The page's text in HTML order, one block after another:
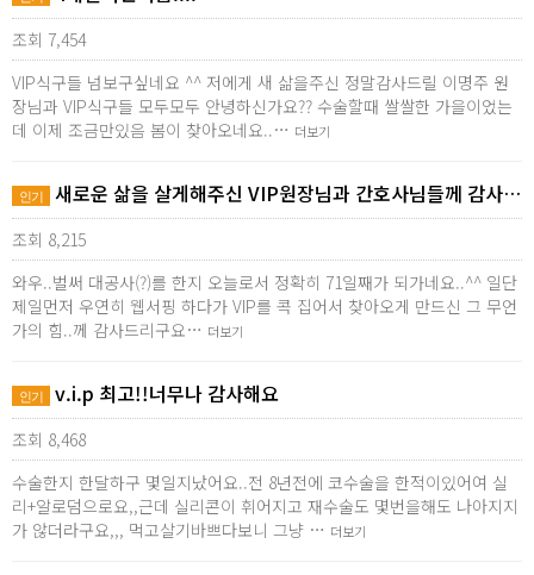
조회 7,454
VIP식구들 넘보구싶네요 ^^ 저에게 새 삶을주신 정말감사드릴 이명주 원
장님과 VIP식구들 모두모두 안녕하신가요?? 수술할때 쌀쌀한 가을이었는
데 이제 조금만있음 봄이 찾아오네요..… 더보기
인기 새로운 삶을 살게해주신 VIP원장님과 간호사님들께 감사드려요^^*
조회 8,215
와우..벌써 대공사(?)를 한지 오늘로서 정확히 71일째가 되가네요..^^ 일단
제일먼저 우연히 웹서핑 하다가 VIP를 콕 집어서 찾아오게 만드신 그 무언
가의 힘..께 감사드리구요… 더보기
인기 v.i.p 최고!!너무나 감사해요
조회 8,468
수술한지 한달하구 몇일지났어요..전 8년전에 코수술을 한적이있어여 실
리+알로덤으로요,,근데 실리콘이 휘어지고 재수술도 몇번을해도 나아지지
가 않더라구요,,, 먹고살기바쁘다보니 그냥 … 더보기